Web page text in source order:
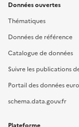
Données ouvertes
Thématiques
Données de référence
Catalogue de données
Suivre les publications
Portail des données
schema.data.gouv.fr